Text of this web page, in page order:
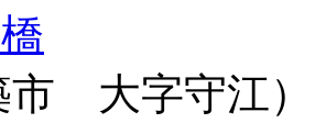
市 大字守江）